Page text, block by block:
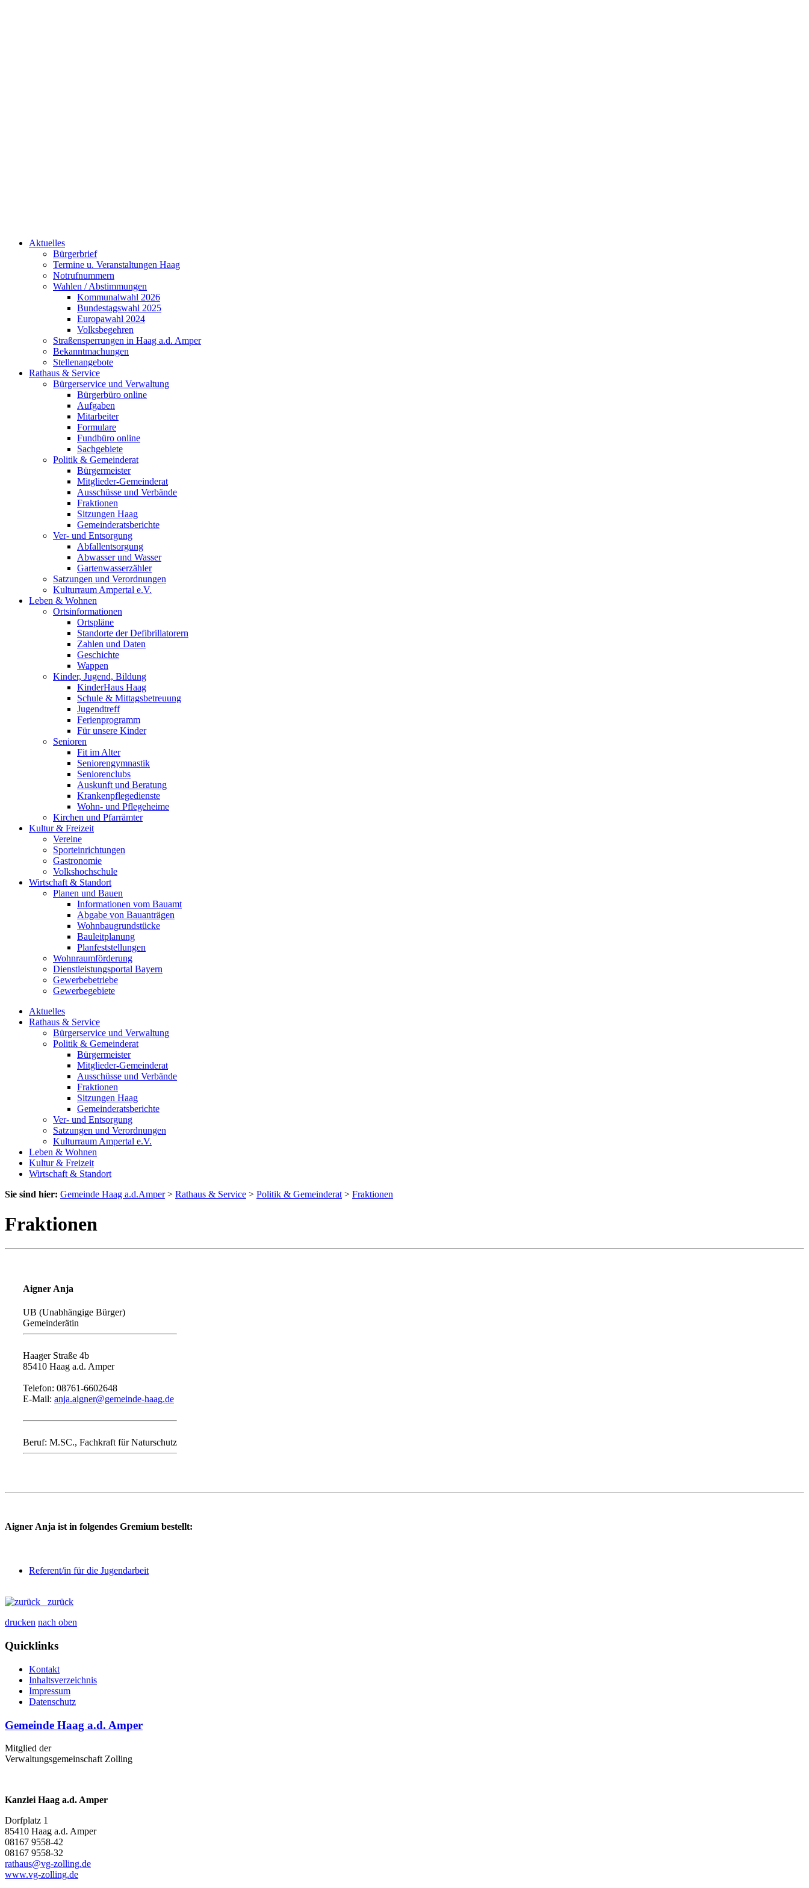
Aktuelles
Bürgerbrief
Termine u. Veranstaltungen Haag
Notrufnummern
Wahlen / Abstimmungen
Kommunalwahl 2026
Bundestagswahl 2025
Europawahl 2024
Volksbegehren
Straßensperrungen in Haag a.d. Amper
Bekanntmachungen
Stellenangebote
Rathaus & Service
Bürgerservice und Verwaltung
Bürgerbüro online
Aufgaben
Mitarbeiter
Formulare
Fundbüro online
Sachgebiete
Politik & Gemeinderat
Bürgermeister
Mitglieder-Gemeinderat
Ausschüsse und Verbände
Fraktionen
Sitzungen Haag
Gemeinderatsberichte
Ver- und Entsorgung
Abfallentsorgung
Abwasser und Wasser
Gartenwasserzähler
Satzungen und Verordnungen
Kulturraum Ampertal e.V.
Leben & Wohnen
Ortsinformationen
Ortspläne
Standorte der Defibrillatorern
Zahlen und Daten
Geschichte
Wappen
Kinder, Jugend, Bildung
KinderHaus Haag
Schule & Mittagsbetreuung
Jugendtreff
Ferienprogramm
Für unsere Kinder
Senioren
Fit im Alter
Seniorengymnastik
Seniorenclubs
Auskunft und Beratung
Krankenpflegedienste
Wohn- und Pflegeheime
Kirchen und Pfarrämter
Kultur & Freizeit
Vereine
Sporteinrichtungen
Gastronomie
Volkshochschule
Wirtschaft & Standort
Planen und Bauen
Informationen vom Bauamt
Abgabe von Bauanträgen
Wohnbaugrundstücke
Bauleitplanung
Planfeststellungen
Wohnraumförderung
Dienstleistungsportal Bayern
Gewerbebetriebe
Gewerbegebiete
Aktuelles
Rathaus & Service
Bürgerservice und Verwaltung
Politik & Gemeinderat
Bürgermeister
Mitglieder-Gemeinderat
Ausschüsse und Verbände
Fraktionen
Sitzungen Haag
Gemeinderatsberichte
Ver- und Entsorgung
Satzungen und Verordnungen
Kulturraum Ampertal e.V.
Leben & Wohnen
Kultur & Freizeit
Wirtschaft & Standort
Sie sind hier: Gemeinde Haag a.d.Amper> Rathaus & Service > Politik & Gemeinderat > Fraktionen
Fraktionen
Aigner Anja
UB (Unabhängige Bürger)
Gemeinderätin
Haager Straße 4b
85410 Haag a.d. Amper
Telefon: 08761-6602648
E-Mail: anja.aigner@gemeinde-haag.de
Beruf: M.SC., Fachkraft für Naturschutz
Aigner Anja ist in folgendes Gremium bestellt:
Referent/in für die Jugendarbeit
zurück
drucken nach oben
Quicklinks
Kontakt
Inhaltsverzeichnis
Impressum
Datenschutz
Gemeinde Haag a.d. Amper
Mitglied der
Verwaltungsgemeinschaft Zolling
Kanzlei Haag a.d. Amper
Dorfplatz 1
85410 Haag a.d. Amper
08167 9558-42
08167 9558-32
rathaus@vg-zolling.de
www.vg-zolling.de